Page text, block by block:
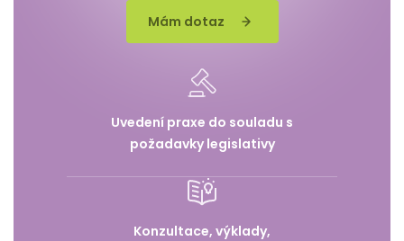
Mám dotaz
Uvedení praxe do souladu s
požadavky legislativy
Konzultace, výklady,